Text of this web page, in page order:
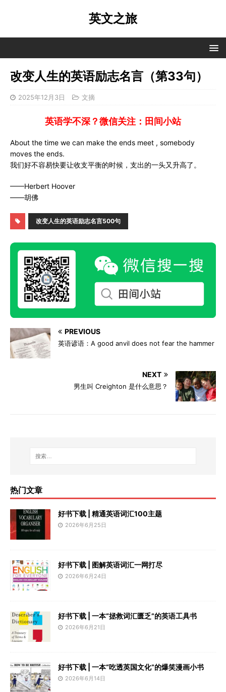
英文之旅
改变人生的英语励志名言（第33句）
2025年12月3日 文摘
英语学不深？微信关注：田间小站
About the time we can make the ends meet , somebody
moves the ends.
我们好不容易快要让收支平衡的时候，支出的一头又升高了。
——Herbert Hoover
——胡佛
改变人生的英语励志名言500句
PREVIOUS
英语谚语：A good anvil does not fear the hammer
NEXT
男生叫 Creighton 是什么意思？
热门文章
好书下载 | 精通英语词汇100主题
2026年6月25日
好书下载 | 图解英语词汇一网打尽
2026年6月24日
好书下载 | 一本“拯救词汇匮乏”的英语工具书
2026年6月21日
好书下载 | 一本“吃透英国文化”的爆笑漫画小书
2026年6月14日